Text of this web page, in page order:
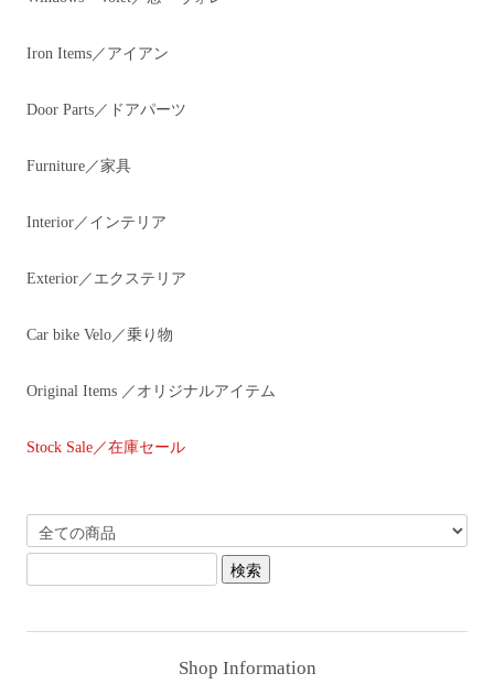
Iron Items／アイアン
Door Parts／ドアパーツ
Furniture／家具
Interior／インテリア
Exterior／エクステリア
Car bike Velo／乗り物
Original Items ／オリジナルアイテム
Stock Sale／在庫セール
Shop Information